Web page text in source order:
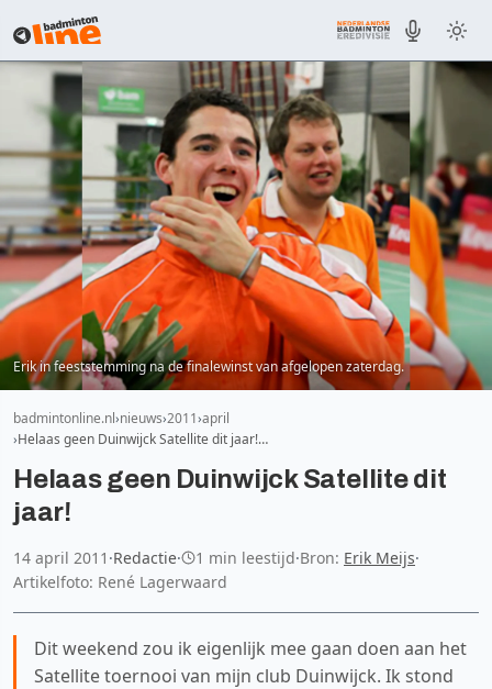
Erik in feeststemming na de finalewinst van afgelopen zaterdag.
badmintonline.nl nieuws 2011 april
Helaas geen Duinwijck Satellite dit jaar!…
Helaas geen Duinwijck Satellite dit
jaar!
14 april 2011 ·Redactie· 1 min leestijd·Bron: Erik Meijs·
Artikelfoto: René Lagerwaard
Dit weekend zou ik eigenlijk mee gaan doen aan het
Satellite toernooi van mijn club Duinwijck. Ik stond